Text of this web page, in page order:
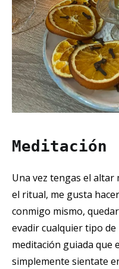
Meditación
Una vez tengas el altar
el ritual, me gusta
conmigo mismo,
evadir cualquier tipo
meditación guiada que
simplemente sientate